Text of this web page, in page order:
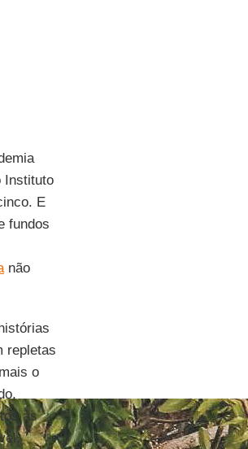
Instituto
E
fundos
não
repletas
o
às